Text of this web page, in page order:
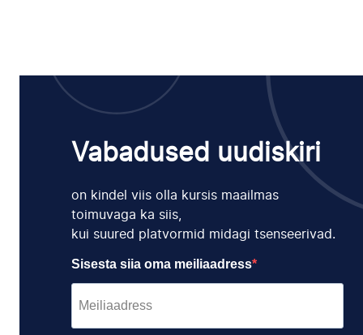
Vabadused uudiskiri
on kindel viis olla kursis maailmas
toimuvaga ka siis,
kui suured platvormid midagi tsenseerivad.
Sisesta siia oma meiliaadress